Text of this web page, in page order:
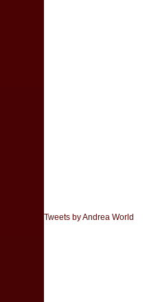
Tweets by Andrea World